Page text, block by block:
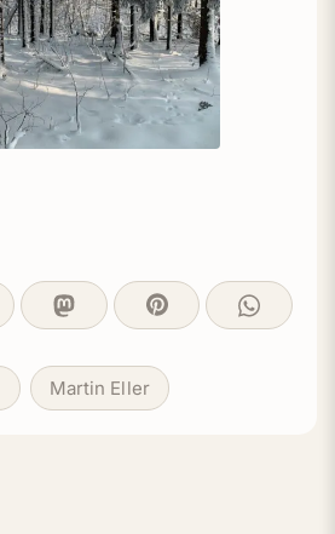
Martin Eller